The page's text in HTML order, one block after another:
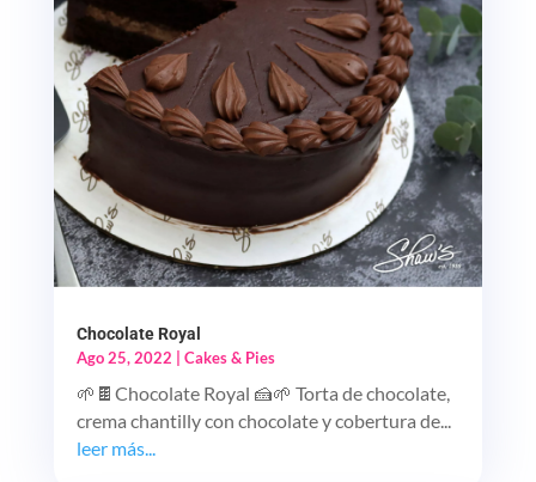
Chocolate Royal
Ago 25, 2022
Cakes & Pies
🌱🍫Chocolate Royal 🍰🌱 Torta de chocolate,
crema chantilly con chocolate y cobertura de...
leer más...